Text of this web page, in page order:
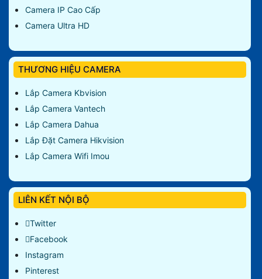
Camera IP Cao Cấp
Camera Ultra HD
THƯƠNG HIỆU CAMERA
Lắp Camera Kbvision
Lắp Camera Vantech
Lắp Camera Dahua
Lắp Đặt Camera Hikvision
Lắp Camera Wifi Imou
LIÊN KẾT NỘI BỘ
Twitter
Facebook
Instagram
Pinterest